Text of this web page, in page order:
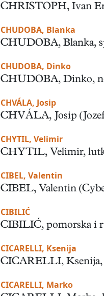
CHRISTOPH, Ivan
CHUDOBA, Blanka
CHUDOBA, Blanka,
CHUDOBA, Dinko
CHUDOBA, Dinko,
CHVÁLA, Josip
CHVÁLA, Josip
CHYTIL, Velimir
CHYTIL, Velimir,
CIBEL, Valentin
CIBEL, Valentin
CIBILIĆ
CIBILIĆ, pomorska i
CICARELLI, Ksenija
CICARELLI, Ksenija,
CICARELLI, Marko